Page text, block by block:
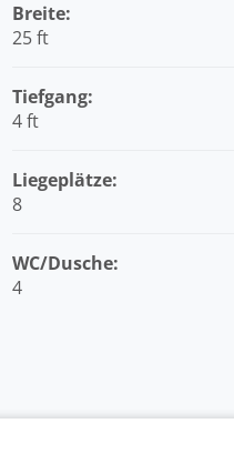
Breite:
25 ft
Tiefgang:
4 ft
Liegeplätze:
8
WC/Dusche:
4